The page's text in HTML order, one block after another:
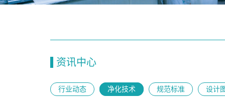
资讯中心
行业动态 净化技术 规范标准 设计